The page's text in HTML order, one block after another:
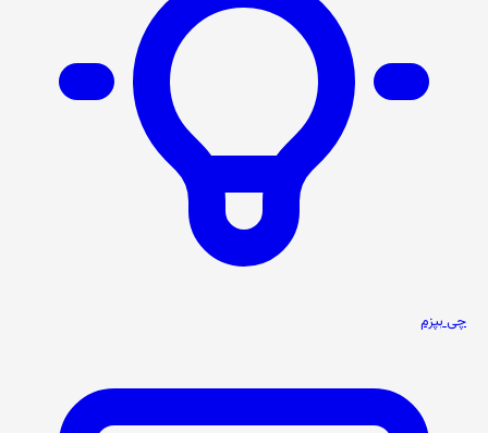
چی بپزم